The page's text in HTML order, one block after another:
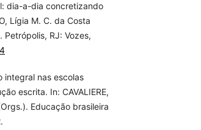
dia-a-dia concretizando
Lígia M. C. da Costa
RJ: Vozes,
integral nas escolas
escrita. In: CAVALIERE,
Educação brasileira